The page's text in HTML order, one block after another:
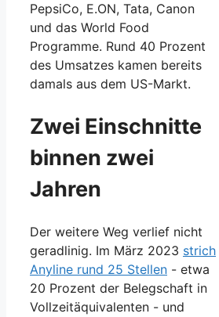
PepsiCo, E.ON, Tata, Canon
und das World Food
Programme. Rund 40 Prozent
des Umsatzes kamen bereits
damals aus dem US-Markt.
Zwei Einschnitte
binnen zwei
Jahren
Der weitere Weg verlief nicht
geradlinig. Im März 2023 strich
Anyline rund 25 Stellen - etwa
20 Prozent der Belegschaft in
Vollzeitäquivalenten - und